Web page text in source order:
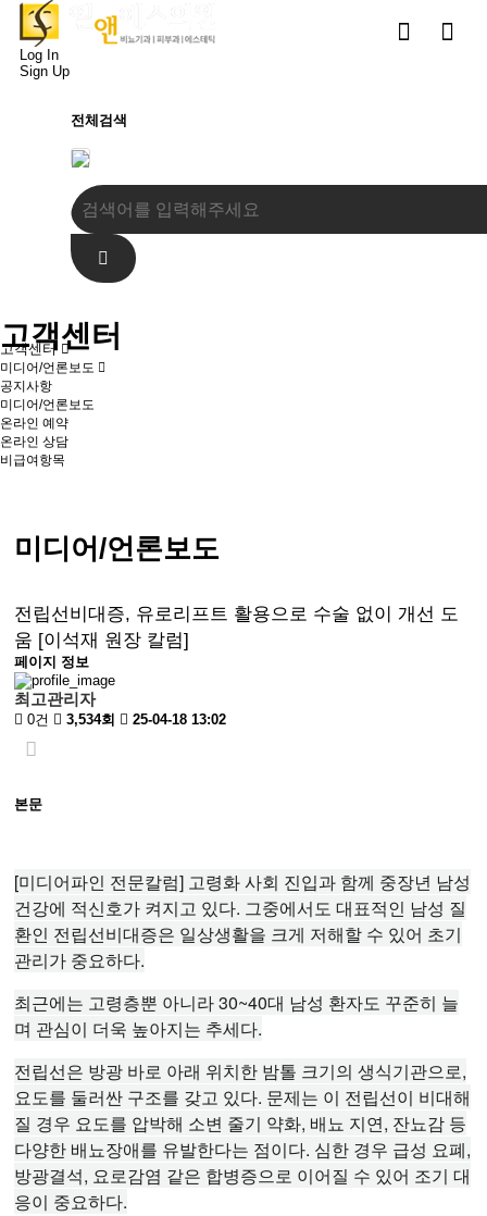
Log In
Sign Up
전체검색
고객센터
고객센터
미디어/언론보도
공지사항
미디어/언론보도
온라인 예약
온라인 상담
비급여항목
미디어/언론보도
전립선비대증, 유로리프트 활용으로 수술 없이 개선 도
움 [이석재 원장 칼럼]
페이지 정보
최고관리자
0건 3,534회 25-04-18 13:02
본문
[미디어파인 전문칼럼] 고령화 사회 진입과 함께 중장년 남성
건강에 적신호가 켜지고 있다. 그중에서도 대표적인 남성 질
환인 전립선비대증은 일상생활을 크게 저해할 수 있어 초기
관리가 중요하다.
최근에는 고령층뿐 아니라 30~40대 남성 환자도 꾸준히 늘
며 관심이 더욱 높아지는 추세다.
전립선은 방광 바로 아래 위치한 밤톨 크기의 생식기관으로,
요도를 둘러싼 구조를 갖고 있다. 문제는 이 전립선이 비대해
질 경우 요도를 압박해 소변 줄기 약화, 배뇨 지연, 잔뇨감 등
다양한 배뇨장애를 유발한다는 점이다. 심한 경우 급성 요폐,
방광결석, 요로감염 같은 합병증으로 이어질 수 있어 조기 대
응이 중요하다.